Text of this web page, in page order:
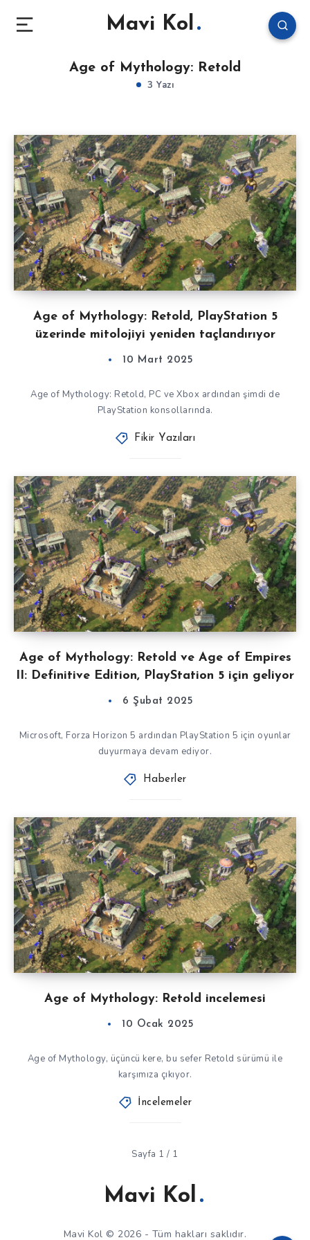
Mavi Kol
Age of Mythology: Retold
3 Yazı
Age of Mythology: Retold, PlayStation 5
üzerinde mitolojiyi yeniden taçlandırıyor
10 Mart 2025
Age of Mythology: Retold, PC ve Xbox ardından şimdi de
PlayStation konsollarında.
Fikir Yazıları
Age of Mythology: Retold ve Age of Empires
II: Definitive Edition, PlayStation 5 için geliyor
6 Şubat 2025
Microsoft, Forza Horizon 5 ardından PlayStation 5 için oyunlar
duyurmaya devam ediyor.
Haberler
Age of Mythology: Retold incelemesi
10 Ocak 2025
Age of Mythology, üçüncü kere, bu sefer Retold sürümü ile
karşımıza çıkıyor.
İncelemeler
Sayfa 1 / 1
Mavi Kol
Mavi Kol © 2026 - Tüm hakları saklıdır.